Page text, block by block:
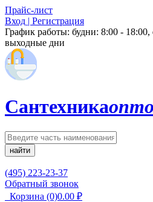
Прайс-лист
Вход | Регистрация
График работы: будни: 8:00 - 18:00,
выходные дни
Сантехника
найти
(495) 223-23-37
Обратный звонок
Корзина (0)0.00 ₽